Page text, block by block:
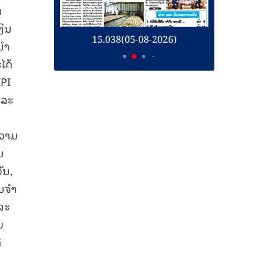
ນ
ດ້
ະ
າມ
,
າ
15.038(05-08-2026)